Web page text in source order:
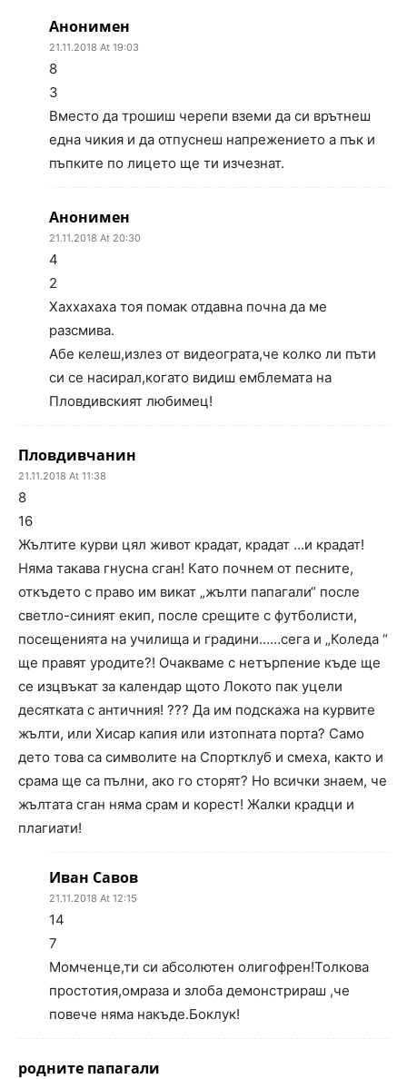
Анонимен
21.11.2018 At 19:03
8
3
Вместо да трошиш черепи вземи да си врътнеш
една чикия и да отпуснеш напрежението а пък и
пъпките по лицето ще ти изчезнат.
Анонимен
21.11.2018 At 20:30
4
2
Хаххахаха тоя помак отдавна почна да ме
разсмива.
Абе келеш,излез от видеограта,че колко ли пъти
си се насирал,когато видиш емблемата на
Пловдивският любимец!
Пловдивчанин
21.11.2018 At 11:38
8
16
Жълтите курви цял живот крадат, крадат …и крадат!
Няма такава гнусна сган! Като почнем от песните,
откъдето с право им викат „жълти папагали“ после
светло-синият екип, после срещите с футболисти,
посещенията на училища и градини……сега и „Коледа “
ще правят уродите?! Очакваме с нетърпение къде ще
се изцвъкат за календар щото Локото пак уцели
десятката с античния! ??? Да им подскажа на курвите
жълти, или Хисар капия или изтопната порта? Само
дето това са символите на Спортклуб и смеха, както и
срама ще са пълни, ако го сторят? Но всички знаем, че
жълтата сган няма срам и корест! Жалки крадци и
плагиати!
Иван Савов
21.11.2018 At 12:15
14
7
Момченце,ти си абсолютен олигофрен!Толкова
простотия,омраза и злоба демонстрираш ,че
повече няма накъде.Боклук!
родните папагали